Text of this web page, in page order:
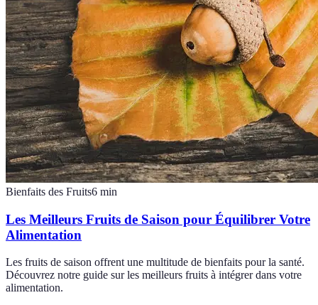
Bienfaits des Fruits6 min
Les Meilleurs Fruits de Saison pour Équilibrer Votre
Alimentation
Les fruits de saison offrent une multitude de bienfaits pour la santé.
Découvrez notre guide sur les meilleurs fruits à intégrer dans votre
alimentation.